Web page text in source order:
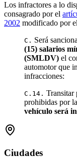
Los infractores a lo
consagrado por el
2002 modificado por el
C. Será
(15) salarios
(SMLDV) el
automotor que
infracciones:
C.14. Transitar
prohibidas por
vehículo será
Ciudades